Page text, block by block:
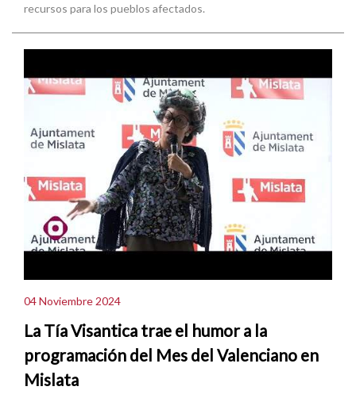
recursos para los pueblos afectados.
04 Noviembre 2024
La Tía Visantica trae el humor a la
programación del Mes del Valenciano en
Mislata